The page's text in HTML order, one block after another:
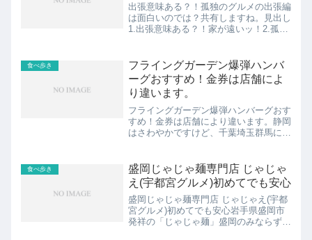
出張意味ある？！孤独のグルメの出張編
は面白いのでは？共有しますね。見出し
1.出張意味ある？！家が遠いッ！2.孤独
window.adsbygoogle || []...
食べ歩き
フライングガーデン爆弾ハンバ
ーグおすすめ！金券は店舗によ
り違います。
フライングガーデン爆弾ハンバーグおす
すめ！金券は店舗により違います。静岡
はさわやかですけど、千葉埼玉群馬には
ー！更に、全額、もしくは半額の金券
は、時期と店舗により異なりま...
食べ歩き
盛岡じゃじゃ麺専門店 じゃじゃ
え(宇都宮グルメ)初めてでも安心
盛岡じゃじゃ麺専門店 じゃじゃえ(宇都
宮グルメ)初めてでも安心岩手県盛岡市
発祥の「じゃじゃ麺」盛岡のみならず東